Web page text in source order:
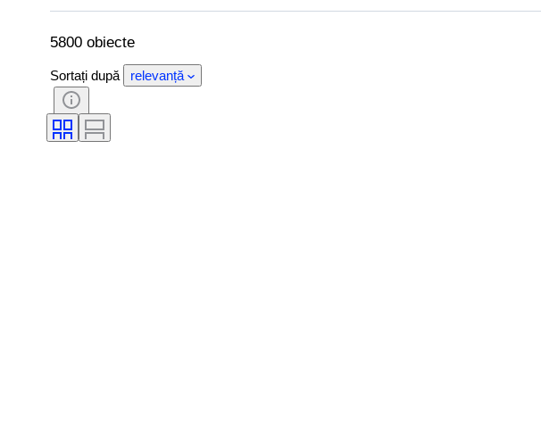
Semnătură
Culoare Formă Culoare exactă
5800 obiecte
Sortați după relevanță